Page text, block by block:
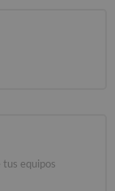
tus equipos